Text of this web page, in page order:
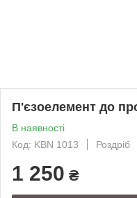
П'єзоелемент до
В наявності
Код: KBN 1013
Роздріб
1 250 ₴